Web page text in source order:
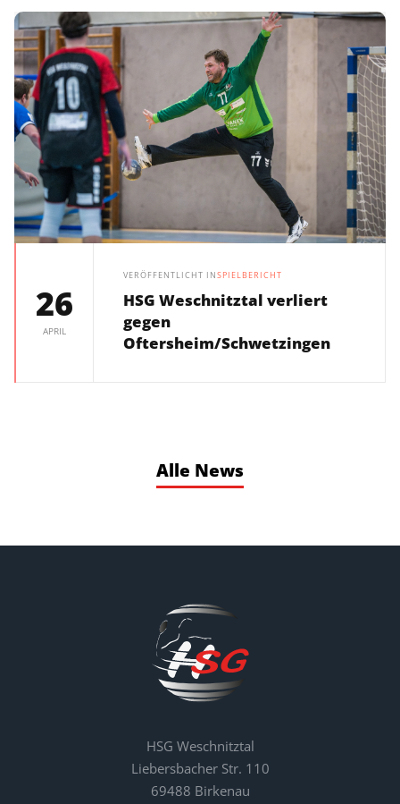
26
APRIL
VERÖFFENTLICHT INSPIELBERICHT
HSG Weschnitztal verliert
gegen
Oftersheim/Schwetzingen
Alle News
HSG Weschnitztal
Liebersbacher Str. 110
69488 Birkenau